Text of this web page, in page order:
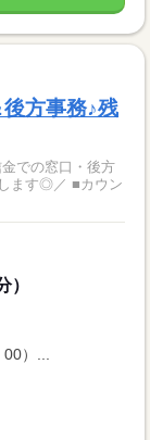
方事務♪残
での窓口・後方
ます◎／ ■カウン
）
）...